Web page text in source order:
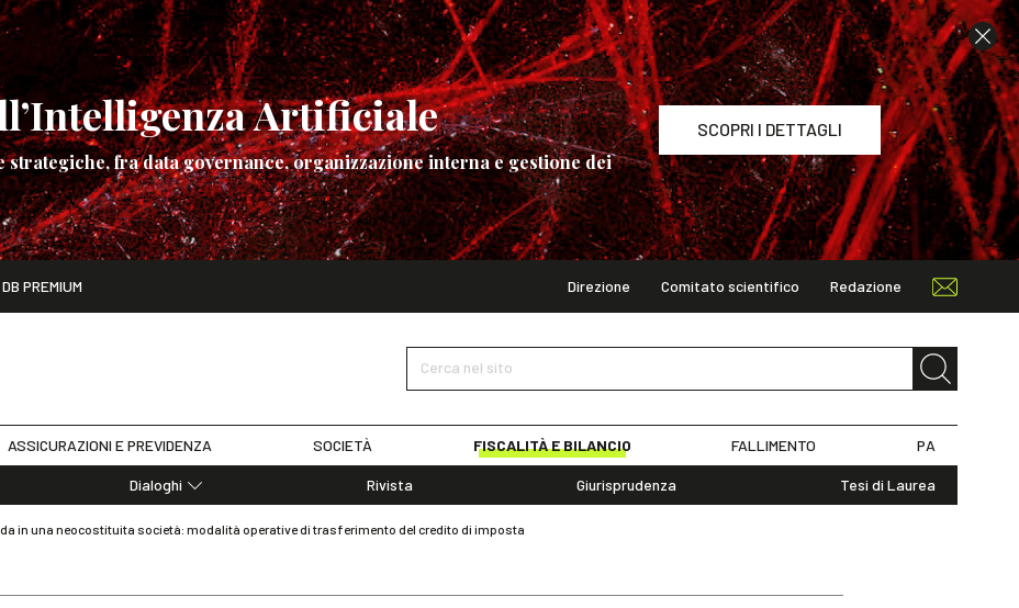
Artificiale
strategiche, fra data governance, organizzazione interna e gestione dei
SCOPRI I DETTAGLI
settembre
DB PREMIUM Direzione Comitato scientifico Redazione
nel sito
Cerca nel sito
ASSICURAZIONI E PREVIDENZA SOCIETÀ FISCALITÀ E BILANCIO FALLIMENTO PA
Dialoghi
Rivista Giurisprudenza Tesi di Laurea
in una neocostituita società: modalità operative di trasferimento del credito di imposta